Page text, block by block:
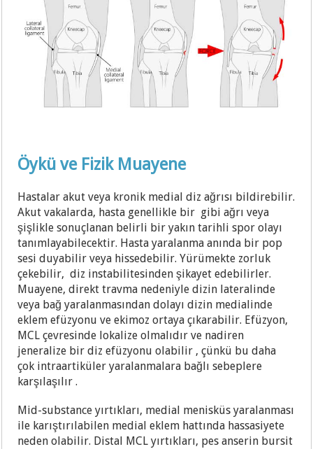
Öykü ve Fizik Muayene
Hastalar akut veya kronik medial diz ağrısı bildirebilir.
Akut vakalarda, hasta genellikle bir gibi ağrı veya
şişlikle sonuçlanan belirli bir yakın tarihli spor olayı
tanımlayabilecektir. Hasta yaralanma anında bir pop
sesi duyabilir veya hissedebilir. Yürümekte zorluk
çekebilir, diz instabilitesinden şikayet edebilirler.
Muayene, direkt travma nedeniyle dizin lateralinde
veya bağ yaralanmasından dolayı dizin medialinde
eklem efüzyonu ve ekimoz ortaya çıkarabilir. Efüzyon,
MCL çevresinde lokalize olmalıdır ve nadiren
jeneralize bir diz efüzyonu olabilir , çünkü bu daha
çok intraartiküler yaralanmalara bağlı sebeplere
karşılaşılır .
Mid-substance yırtıkları, medial menisküs yaralanması
ile karıştırılabilen medial eklem hattında hassasiyete
neden olabilir. Distal MCL yırtıkları, pes anserin bursit